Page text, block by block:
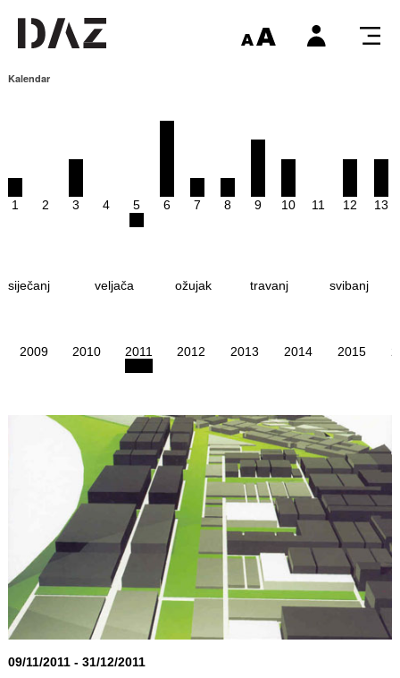
Kalendar
1 2 3 4 5 6 7 8 9 10 11 12 13
siječanj veljača ožujak travanj svibanj
2009 2010 2011 2012 2013 2014 2015
09/11/2011 - 31/12/2011